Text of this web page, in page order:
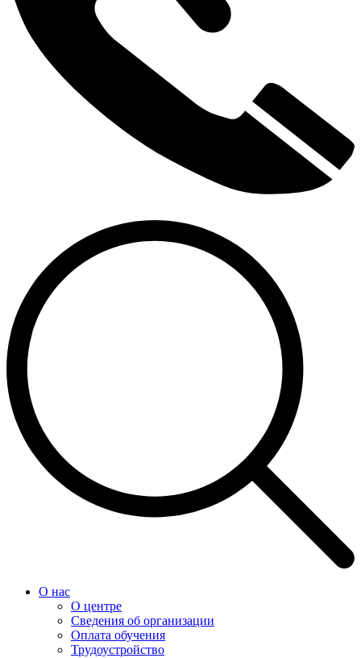
О нас
О центре
Сведения об организации
Оплата обучения
Трудоустройство